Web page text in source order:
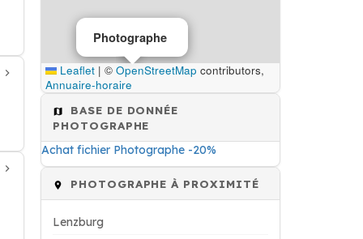
Photographe
Leaflet | © OpenStreetMap contributors,
Annuaire-horaire
BASE DE DONNÉE
PHOTOGRAPHE
Achat fichier Photographe -20%
PHOTOGRAPHE À PROXIMITÉ
Lenzburg